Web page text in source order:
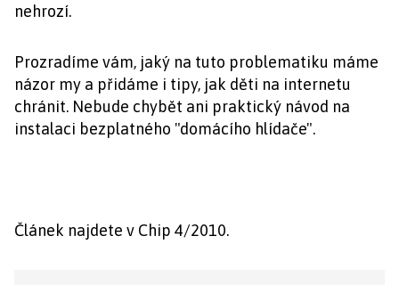
nehrozí.
Prozradíme vám, jaký na tuto problematiku máme
názor my a přidáme i tipy, jak děti na internetu
chránit. Nebude chybět ani praktický návod na
instalaci bezplatného "domácího hlídače".
Článek najdete v Chip 4/2010.